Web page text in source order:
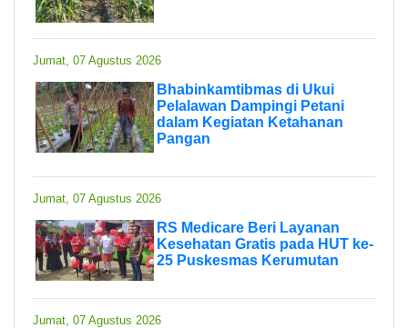
Jumat, 07 Agustus 2026
Bhabinkamtibmas di Ukui
Pelalawan Dampingi Petani
dalam Kegiatan Ketahanan
Pangan
Jumat, 07 Agustus 2026
RS Medicare Beri Layanan
Kesehatan Gratis pada HUT ke-
25 Puskesmas Kerumutan
Jumat, 07 Agustus 2026